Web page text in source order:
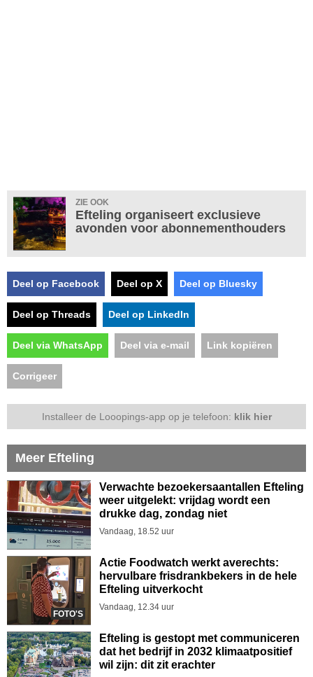
ZIE OOK
Efteling organiseert exclusieve
avonden voor abonnementhouders
Deel op Facebook Deel op X Deel op Bluesky
Deel op Threads Deel op LinkedIn
Deel via WhatsApp Deel via e-mail Link kopiëren
Corrigeer
Installeer de Looopings-app op je telefoon: klik hier
Meer Efteling
Verwachte bezoekersaantallen Efteling
weer uitgelekt: vrijdag wordt een
drukke dag, zondag niet
Vandaag, 18.52 uur
FOTO'S
Actie Foodwatch werkt averechts:
hervulbare frisdrankbekers in de hele
Efteling uitverkocht
Vandaag, 12.34 uur
Efteling is gestopt met communiceren
dat het bedrijf in 2032 klimaatpositief
wil zijn: dit zit erachter